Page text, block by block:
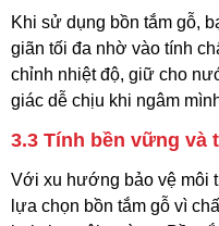
Khi sử dụng bồn tắm gỗ,
giãn tối đa nhờ vào tính
chỉnh nhiệt độ, giữ cho
giác dễ chịu khi ngâm
3.3 Tính bền vững và
Với xu hướng bảo vệ môi
lựa chọn bồn tắm gỗ vì